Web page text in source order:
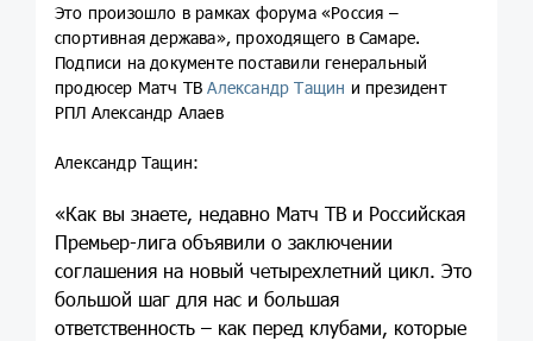
Это произошло в рамках форума «Россия –
спортивная держава», проходящего в Самаре.
Подписи на документе поставили генеральный
продюсер Матч ТВАлександр Тащин и президент
РПЛ Александр Алаев
Александр Тащин:
«Как вы знаете, недавно Матч ТВ и Российская
Премьер-лига объявили о заключении
соглашения на новый четырехлетний цикл. Это
большой шаг для нас и большая
ответственность – как перед клубами, которые